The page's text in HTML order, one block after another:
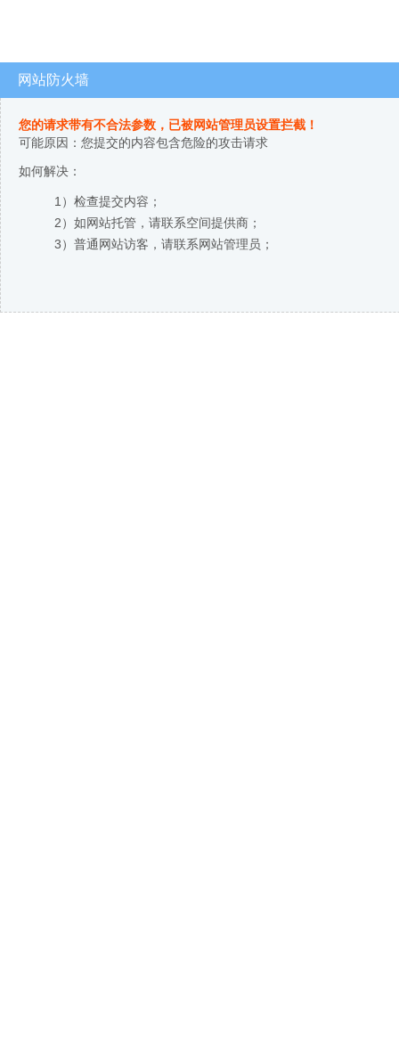
网站防火墙
您的请求带有不合法参数，已被网站管理员设置拦截！
可能原因：您提交的内容包含危险的攻击请求
如何解决：
1）检查提交内容；
2）如网站托管，请联系空间提供商；
3）普通网站访客，请联系网站管理员；